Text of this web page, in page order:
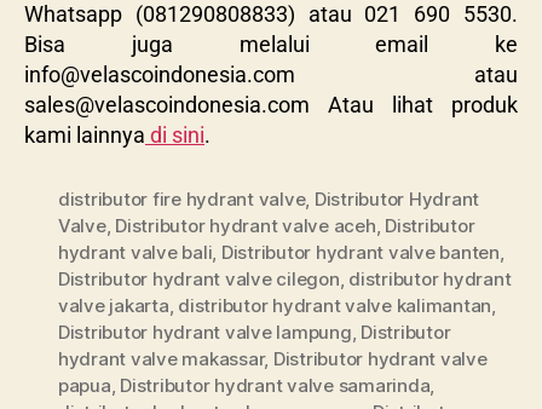
Whatsapp (081290808833) atau 021 690 5530.
Bisa juga melalui email ke
info@velascoindonesia.com atau
sales@velascoindonesia.com Atau lihat produk
kami lainnya di sini.
distributor fire hydrant valve, Distributor Hydrant
Valve, Distributor hydrant valve aceh, Distributor
hydrant valve bali, Distributor hydrant valve banten,
Distributor hydrant valve cilegon, distributor hydrant
valve jakarta, distributor hydrant valve kalimantan,
Distributor hydrant valve lampung, Distributor
hydrant valve makassar, Distributor hydrant valve
papua, Distributor hydrant valve samarinda,